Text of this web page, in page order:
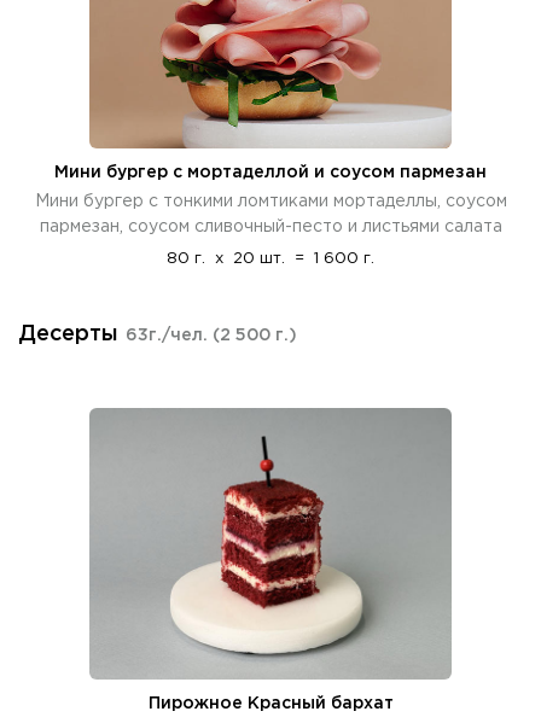
Мини бургер с мортаделлой и соусом пармезан
Мини бургер с тонкими ломтиками мортаделлы, соусом
пармезан, соусом сливочный-песто и листьями салата
80 г. x 20 шт. = 1 600 г.
Десерты 63г./чел. (2 500 г.)
Пирожное Красный бархат